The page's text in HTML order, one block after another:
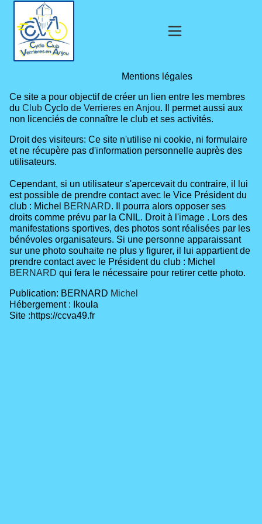
Mentions légales
Ce site a pour objectif de créer un lien entre les membres
du Club Cyclo de Verrieres en Anjou. Il permet aussi aux
non licenciés de connaître le club et ses activités.
Droit des visiteurs: Ce site n'utilise ni cookie, ni formulaire
et ne récupère pas d'information personnelle auprès des
utilisateurs.
Cependant, si un utilisateur s'apercevait du contraire, il lui
est possible de prendre contact avec le Vice Président du
club : Michel BERNARD. Il pourra alors opposer ses
droits comme prévu par la CNIL. Droit à l'image . Lors des
manifestations sportives, des photos sont réalisées par les
bénévoles organisateurs. Si une personne apparaissant
sur une photo souhaite ne plus y figurer, il lui appartient de
prendre contact avec le Président du club : Michel
BERNARD qui fera le nécessaire pour retirer cette photo.
Publication: BERNARD Michel
Hébergement : Ikoula
Site :https://ccva49.fr